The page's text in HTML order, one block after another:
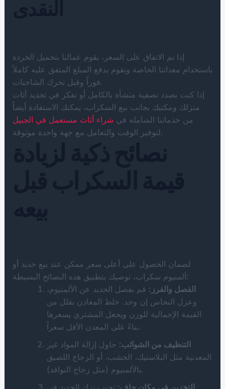
إذا تم الاتفاق على السعر، يقوم عمالنا بتحميل الخردة
باستخدام معداتنا الخاصة ونقوم بدفع المبلغ المتفق عليه كاملاً
فوراً وقبل تحرك الشاحنات.
إذا كنت بصدد تصفية منشأة بالكامل أو تفكر في تجديد أثاث
منزلك ومكتبك بجانب بيع السكراب، يمكنك الاستفادة أيضاً
من خدماتنا الشاملة في شراء أثاث مستعمل في الجبيل
لتوفير الوقت والتعامل مع جهة واحدة موثوقة.
لضمان الحصول على أعلى سعر ممكن عند بيع حديد أو
ألمنيوم سكراب، نوصيك بتطبيق هذه النصائح البسيطة:
الفصل والفرز: قم بفصل الحديد عن الألمنيوم،
وعزل النحاس إن وجد. خلط المعادن يقلل من
القيمة الإجمالية للوزن ويجعل المشتري يسعرها
بناءً على المعدن الأقل سعراً.
التنظيف من الشوائب: حاول إزالة المواد غير
المعدنية مثل البلاستيك، الخشب، أو الزجاج اللصيق
بالألمنيوم (مثل زجاج النوافذ).